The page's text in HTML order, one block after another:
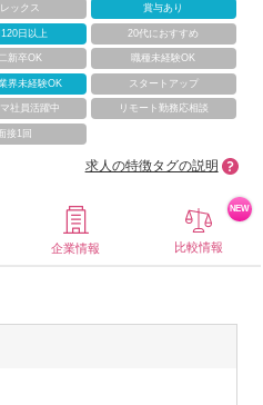
ックス 賞与あり
日以上 20代におすすめ
新卒OK 職種未経験OK
界未経験OK スタートアップ
社員活躍中 リモート勤務応相談
接1回
求人の特徴タグの説明
企業情報 比較情報
NEW